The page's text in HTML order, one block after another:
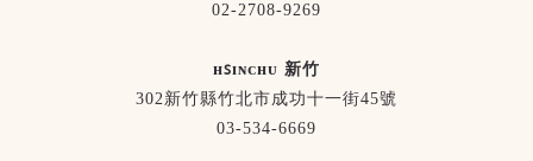
02-2708-9269
ʜꜱɪɴᴄʜᴜ 新竹
302新竹縣竹北市成功十一街45號
03-534-6669